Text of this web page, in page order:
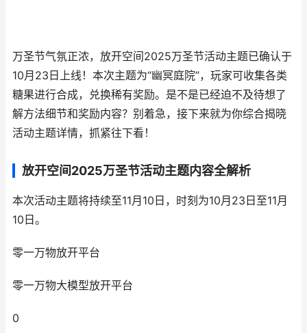
万圣节气氛正浓，放开空间2025万圣节活动主题已确认于
10月23日上线！本次主题为“幽冥庭院”，玩家可收集各类
糖果进行合成，兑换稀有奖励。是不是已经迫不及待想了
解方法细节和奖励内容？别着急，接下来就为你综合揭晓
活动主题详情，抓紧往下看！
放开空间2025万圣节活动主题内容全解析
本次活动主题将持续至11月10日，时刻为10月23日至11月
10日。
零一万物放开平台
零一万物大模型放开平台
0